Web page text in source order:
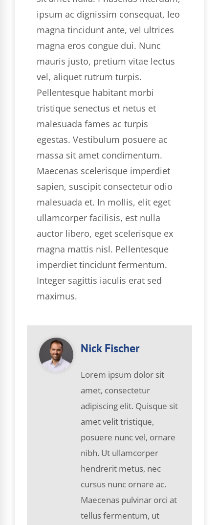
ipsum ac dignissim consequat, leo
magna tincidunt ante, vel ultrices
magna eros congue dui. Nunc
mauris justo, pretium vitae lectus
vel, aliquet rutrum turpis.
Pellentesque habitant morbi
tristique senectus et netus et
malesuada fames ac turpis
egestas. Vestibulum posuere ac
massa sit amet condimentum.
Maecenas scelerisque imperdiet
sapien, suscipit consectetur odio
malesuada et. In mollis, elit eget
ullamcorper facilisis, est nulla
auctor libero, eget scelerisque ex
magna mattis nisl. Pellentesque
imperdiet tincidunt fermentum.
Integer sagittis iaculis erat sed
maximus.
Nick Fischer
Lorem ipsum dolor sit
amet, consectetur
adipiscing elit. Quisque sit
amet velit tristique,
posuere nunc vel, ornare
nibh. Ut ullamcorper
hendrerit metus, nec
cursus nunc ornare ac.
Maecenas pulvinar orci at
tellus fermentum, ut